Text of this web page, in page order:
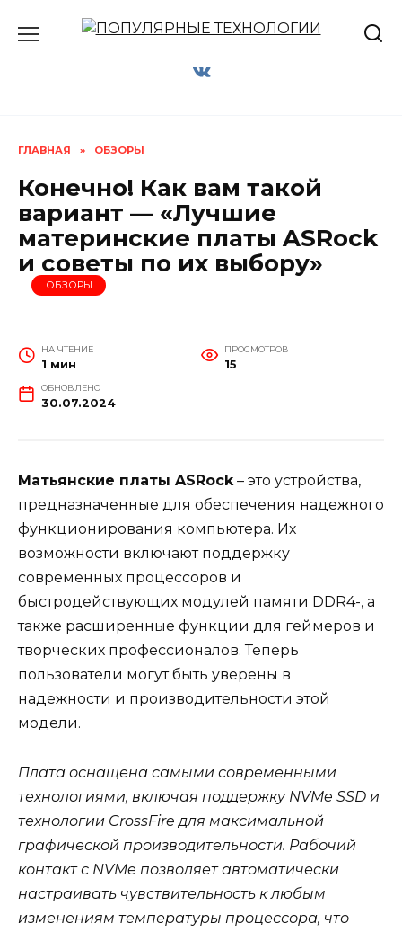
ГЛАВНАЯ » ОБЗОРЫ
Конечно! Как вам такой
вариант — «Лучшие
материнские платы ASRock
и советы по их выбору»
ОБЗОРЫ
НА ЧТЕНИЕ
1 мин
ПРОСМОТРОВ
15
ОБНОВЛЕНО
30.07.2024
Матьянские платы ASRock– это устройства,
предназначенные для обеспечения надежного
функционирования компьютера. Их
возможности включают поддержку
современных процессоров и
быстродействующих модулей памяти DDR4-, а
также расширенные функции для геймеров и
творческих профессионалов. Теперь
пользователи могут быть уверены в
надежности и производительности этой
модели.
Плата оснащена самыми современными
технологиями, включая поддержку NVMe SSD и
технологии CrossFire для максимальной
графической производительности. Рабочий
контакт с NVMe позволяет автоматически
настраивать чувствительность к любым
изменениям температуры процессора, что